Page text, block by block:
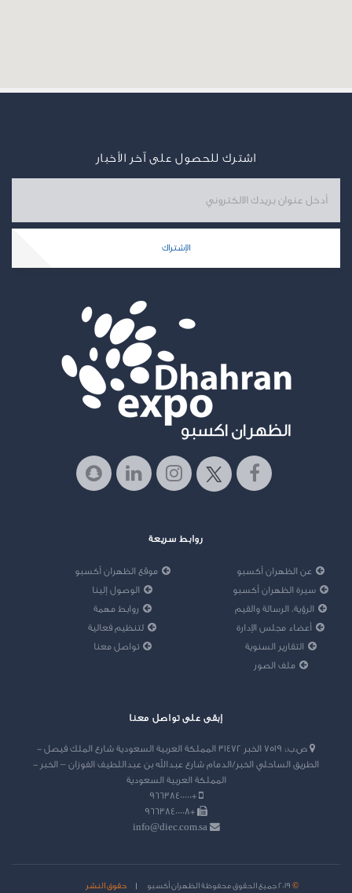
اشترك للحصول على آخر الأخبار
الإشتراك
روابط سريعة
عن الظهران أكسبو
سيرة الظهران أكسبو
الرؤية، الرسالة والقيم
أعضاء مجلس الإدارة
التقارير السنوية
ملف الصور
موقع الظهران أكسبو
الوصول إلينا
روابط مهمة
لتنظيم فعالية
تواصل معنا
إبقى على تواصل معنا
ص.ب.: 7519 الخبر 31472 المملكة العربية السعودية شارع الملك فيصل -
الطريق الساحلي الخبر/الدمام شارع عبدالله بن عبداللطيف الفوزان – الخبر -
المملكة العربية السعودية
+96638400000
+96638400008
info@diec.com.sa
© حقوق النشر